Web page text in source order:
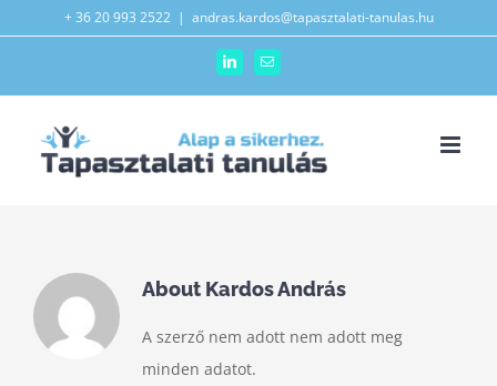
Kihagyás+ 36 20 993 2522 | andras.kardos@tapasztalati-tanulas.hu
LinkedInEmail:
About Kardos András
A szerző nem adott nem adott meg
minden adatot.